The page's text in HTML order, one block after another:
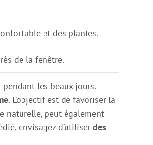
et des plantes.
de la fenêtre.
pendant les beaux jours.
. L’objectif est de favoriser la
naturelle, peut également
envisagez d’utiliser des